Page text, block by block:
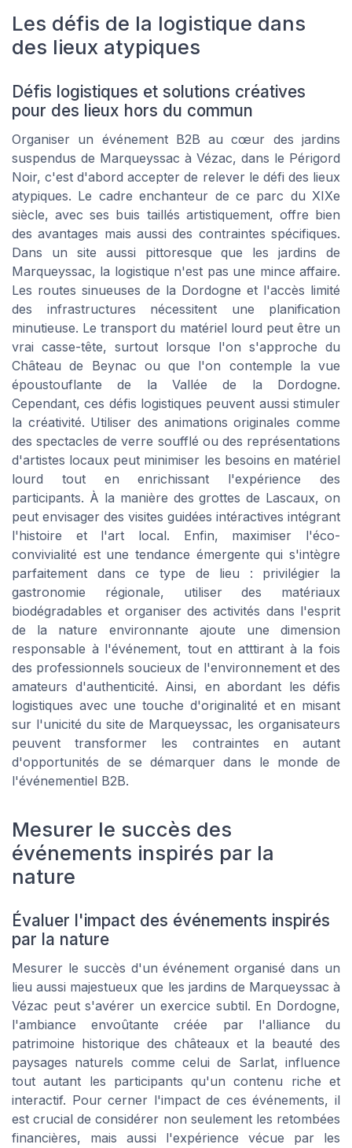
Les défis de la logistique dans
des lieux atypiques
Défis logistiques et solutions créatives
pour des lieux hors du commun
Organiser un événement B2B au cœur des jardins
suspendus de Marqueyssac à Vézac, dans le Périgord
Noir, c'est d'abord accepter de relever le défi des lieux
atypiques. Le cadre enchanteur de ce parc du XIXe
siècle, avec ses buis taillés artistiquement, offre bien
des avantages mais aussi des contraintes spécifiques.
Dans un site aussi pittoresque que les jardins de
Marqueyssac, la logistique n'est pas une mince affaire.
Les routes sinueuses de la Dordogne et l'accès limité
des infrastructures nécessitent une planification
minutieuse. Le transport du matériel lourd peut être un
vrai casse-tête, surtout lorsque l'on s'approche du
Château de Beynac ou que l'on contemple la vue
époustouflante de la Vallée de la Dordogne.
Cependant, ces défis logistiques peuvent aussi stimuler
la créativité. Utiliser des animations originales comme
des spectacles de verre soufflé ou des représentations
d'artistes locaux peut minimiser les besoins en matériel
lourd tout en enrichissant l'expérience des
participants. À la manière des grottes de Lascaux, on
peut envisager des visites guidées intéractives intégrant
l'histoire et l'art local. Enfin, maximiser l'éco-
convivialité est une tendance émergente qui s'intègre
parfaitement dans ce type de lieu : privilégier la
gastronomie régionale, utiliser des matériaux
biodégradables et organiser des activités dans l'esprit
de la nature environnante ajoute une dimension
responsable à l'événement, tout en atttirant à la fois
des professionnels soucieux de l'environnement et des
amateurs d'authenticité. Ainsi, en abordant les défis
logistiques avec une touche d'originalité et en misant
sur l'unicité du site de Marqueyssac, les organisateurs
peuvent transformer les contraintes en autant
d'opportunités de se démarquer dans le monde de
l'événementiel B2B.
Mesurer le succès des
événements inspirés par la
nature
Évaluer l'impact des événements inspirés
par la nature
Mesurer le succès d'un événement organisé dans un
lieu aussi majestueux que les jardins de Marqueyssac à
Vézac peut s'avérer un exercice subtil. En Dordogne,
l'ambiance envoûtante créée par l'alliance du
patrimoine historique des châteaux et la beauté des
paysages naturels comme celui de Sarlat, influence
tout autant les participants qu'un contenu riche et
interactif. Pour cerner l'impact de ces événements, il
est crucial de considérer non seulement les retombées
financières, mais aussi l'expérience vécue par les